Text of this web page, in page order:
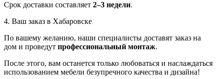
Срок доставки составляет 2–3 недели.
4. Ваш заказ в Хабаровске
По вашему желанию, наши специалисты доставят заказ на
дом и проведут профессиональный монтаж.
После этого, вам останется только любоваться и наслаждаться
использованием мебели безупречного качества и дизайна!